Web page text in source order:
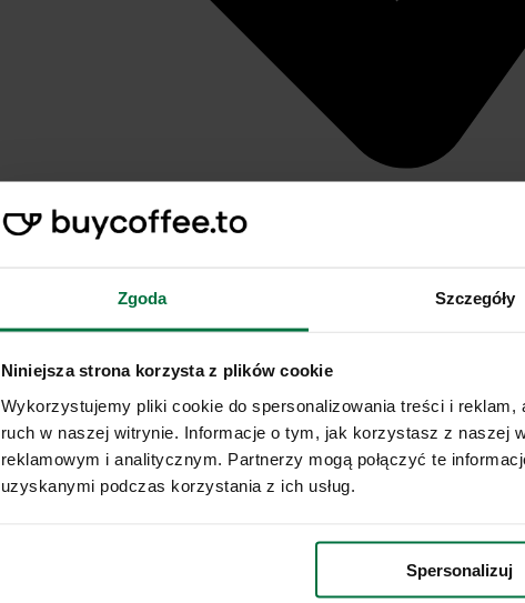
Zgoda Szczegóły
Niniejsza strona korzysta z plików cookie
Wykorzystujemy pliki cookie do spersonalizowania treści i reklam,
ruch w naszej witrynie. Informacje o tym, jak korzystasz z naszej
reklamowym i analitycznym. Partnerzy mogą połączyć te
uzyskanymi podczas korzystania z ich usług.
Spersonalizuj